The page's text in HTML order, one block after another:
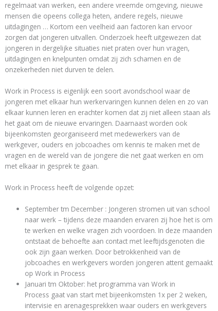
regelmaat van werken, een andere vreemde omgeving, nieuwe
mensen die opeens collega heten, andere regels, nieuwe
uitdagingen … Kortom een veelheid aan factoren kan ervoor
zorgen dat jongeren uitvallen. Onderzoek heeft uitgewezen dat
jongeren in dergelijke situaties niet praten over hun vragen,
uitdagingen en knelpunten omdat zij zich schamen en de
onzekerheden niet durven te delen.
Work in Process is eigenlijk een soort avondschool waar de
jongeren met elkaar hun werkervaringen kunnen delen en zo van
elkaar kunnen leren en erachter komen dat zij niet alleen staan als
het gaat om de nieuwe ervaringen. Daarnaast worden ook
bijeenkomsten georganiseerd met medewerkers van de
werkgever, ouders en jobcoaches om kennis te maken met de
vragen en de wereld van de jongere die net gaat werken en om
met elkaar in gesprek te gaan.
Work in Process heeft de volgende opzet:
September tm December : Jongeren stromen uit van school
naar werk – tijdens deze maanden ervaren zij hoe het is om
te werken en welke vragen zich voordoen. In deze maanden
ontstaat de behoefte aan contact met leeftijdsgenoten die
ook zijn gaan werken. Door betrokkenheid van de
jobcoaches en werkgevers worden jongeren attent gemaakt
op Work in Process
Januari tm Oktober: het programma van Work in
Process gaat van start met bijeenkomsten 1x per 2 weken,
intervisie en arenagesprekken waar ouders en werkgevers